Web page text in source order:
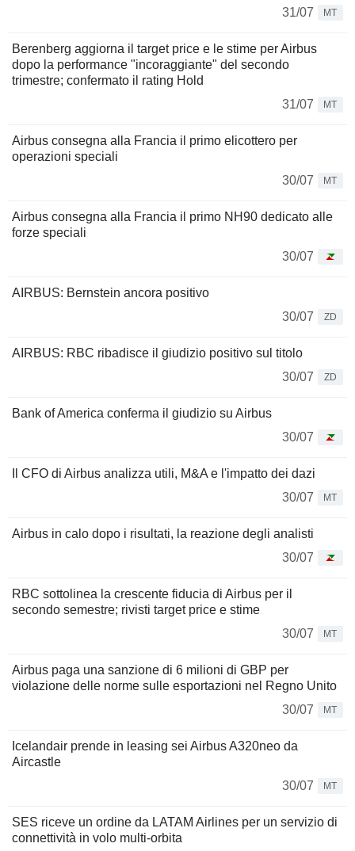
31/07
MT
Berenberg aggiorna il target price e le stime per Airbus
dopo la performance "incoraggiante" del secondo
trimestre; confermato il rating Hold
31/07
MT
Airbus consegna alla Francia il primo elicottero per
operazioni speciali
30/07
MT
Airbus consegna alla Francia il primo NH90 dedicato alle
forze speciali
30/07
AIRBUS: Bernstein ancora positivo
30/07
ZD
AIRBUS: RBC ribadisce il giudizio positivo sul titolo
30/07
ZD
Bank of America conferma il giudizio su Airbus
30/07
Il CFO di Airbus analizza utili, M&A e l'impatto dei dazi
30/07
MT
Airbus in calo dopo i risultati, la reazione degli analisti
30/07
RBC sottolinea la crescente fiducia di Airbus per il
secondo semestre; rivisti target price e stime
30/07
MT
Airbus paga una sanzione di 6 milioni di GBP per
violazione delle norme sulle esportazioni nel Regno Unito
30/07
MT
Icelandair prende in leasing sei Airbus A320neo da
Aircastle
30/07
MT
SES riceve un ordine da LATAM Airlines per un servizio di
connettività in volo multi-orbita